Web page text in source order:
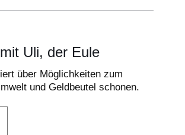
Uli, der Eule
über Möglichkeiten zum
und Geldbeutel schonen.